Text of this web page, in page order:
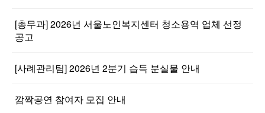
[총무과] 2026년 서울노인복지센터 청소용역 업체 선정
공고
[사례관리팀] 2026년 2분기 습득 분실물 안내
깜짝공연 참여자 모집 안내